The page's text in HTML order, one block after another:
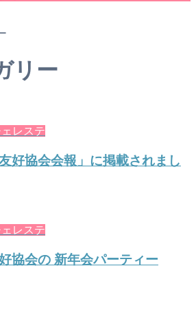
リー
レステ
好協会会報」に掲載されまし
レステ
協会の 新年会パーティー